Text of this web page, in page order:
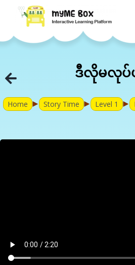
content
ဒီလိုမလုပ်
Home ► Story Time ► Level 1 ►